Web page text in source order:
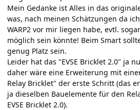
Mein Gedanke ist Alles in das
was, nach meinen Schätzungen da
WARP2 vor mir liegen habe, evtl.
möglich sein könnte! Beim Smart
genug Platz sein.
Leider hat das "EVSE Bricklet 2.0" ja
daher wäre eine Erweiterung mit
Relay Bricklet" der erste Schritt (das
ja dieselben Bauelemente für den
EVSE Bricklet 2.0).